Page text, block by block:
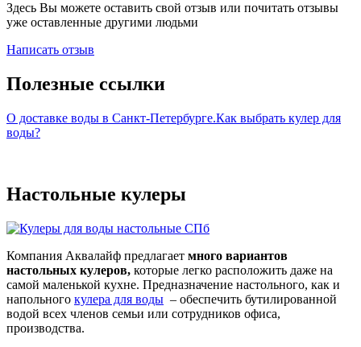
Здесь Вы можете оставить свой отзыв или почитать отзывы
уже оставленные другими людьми
Написать отзыв
Полезные ссылки
О доставке воды в Санкт-Петербурге.Как выбрать кулер для
воды?
Настольные кулеры
Компания Аквалайф предлагает много вариантов
настольных кулеров, которые легко расположить даже на
самой маленькой кухне. Предназначение настольного, как и
напольного кулера для воды – обеспечить бутилированной
водой всех членов семьи или сотрудников офиса,
производства.